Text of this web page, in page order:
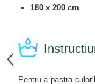
180 x 200 cm
Pentru a pastra